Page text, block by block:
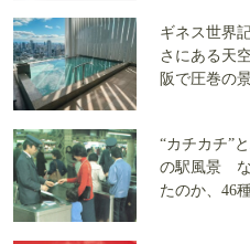
ギネス世界
さにある天
阪で圧巻の
“カチカチ”
の駅風景 な
たのか、46